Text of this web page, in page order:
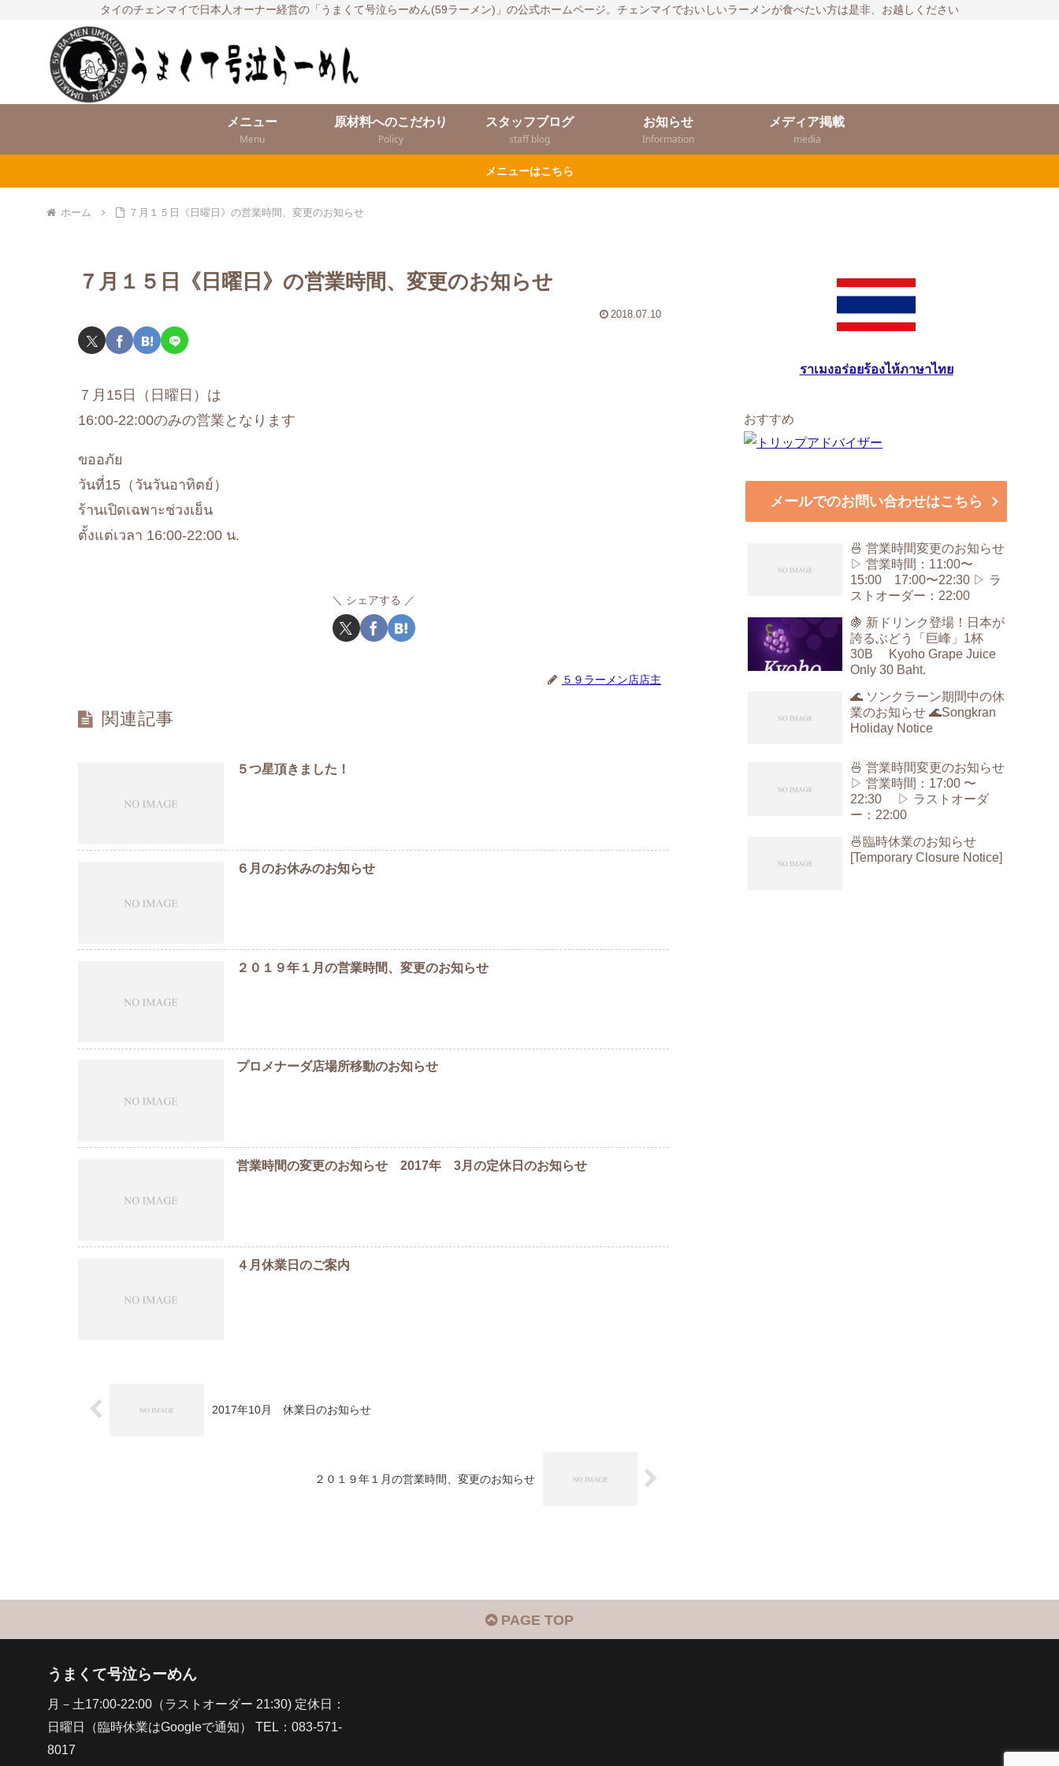
タイのチェンマイで日本人オーナー経営の「うまくて号泣らーめん(59ラーメン)」の公式ホームページ。チェンマイでおいしいラーメンが食べたい方は是非、お越しください
メニュー
Menu
原材料へのこだわり
Policy
スタッフブログ
staff blog
お知らせ
Information
メディア掲載
media
メニューはこちら
ホーム ７月１５日《日曜日》の営業時間、変更のお知らせ
７月１５日《日曜日》の営業時間、変更のお知らせ
2018.07.10
７月15日（日曜日）は
16:00-22:00のみの営業となります
ขออภัย
วันที่15（วันวันอาทิตย์）
ร้านเปิดเฉพาะช่วงเย็น
ตั้งแต่เวลา 16:00-22:00 น.
シェアする
５９ラーメン店店主
関連記事
５つ星頂きました！
６月のお休みのお知らせ
２０１９年１月の営業時間、変更のお知らせ
プロメナーダ店場所移動のお知らせ
営業時間の変更のお知らせ 2017年 3月の定休日のお知らせ
４月休業日のご案内
2017年10月 休業日のお知らせ
２０１９年１月の営業時間、変更のお知らせ
ราเมงอร่อยร้องไห้ภาษาไทย
おすすめ
メールでのお問い合わせはこちら
🍜 営業時間変更のお知らせ
▷ 営業時間：11:00〜
15:00 17:00〜22:30 ▷ ラ
ストオーダー：22:00
🍇 新ドリンク登場！日本が
誇るぶどう「巨峰」1杯
30B Kyoho Grape Juice
Only 30 Baht.
🌊 ソンクラーン期間中の休
業のお知らせ 🌊Songkran
Holiday Notice
🍜 営業時間変更のお知らせ
▷ 営業時間：17:00 〜
22:30 ▷ ラストオーダ
ー：22:00
🍜臨時休業のお知らせ
[Temporary Closure Notice]
PAGE TOP
うまくて号泣らーめん
月－土17:00-22:00（ラストオーダー 21:30) 定休日：
日曜日（臨時休業はGoogleで通知） TEL：083-571-
8017